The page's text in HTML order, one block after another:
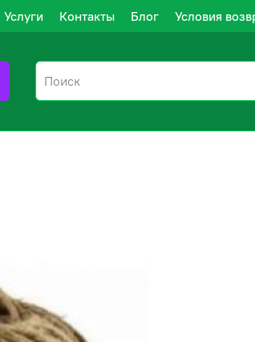
Услуги Контакты Блог Условия